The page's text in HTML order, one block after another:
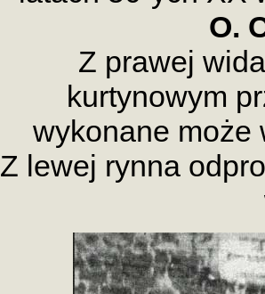
O.
Z prawej
kurtynowym
wykonane może
Z lewej rynna